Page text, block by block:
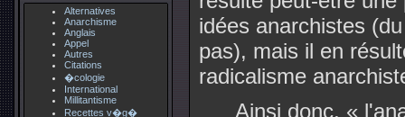
Alternatives
Anarchisme
Anglais
Appel
Autres
Citations
�cologie
International
Millitantisme
Recettes v�g�
idées anarchistes
pas), mais il en
radicalisme
Ainsi donc, «